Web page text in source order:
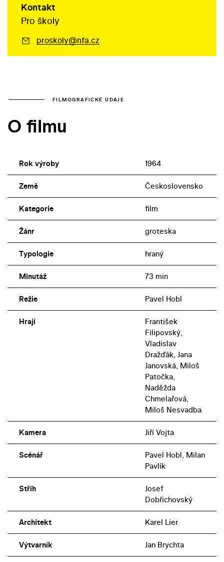
Kontakt
Pro školy
proskoly@nfa.cz
FILMOGRAFICKÉ ÚDAJE
O filmu
Rok výroby 1964
Země Československo
Kategorie film
Žánr groteska
Typologie hraný
Minutáž 73 min
Režie Pavel Hobl
Hrají
František
Filipovský,
Vladislav
Dražďák, Jana
Janovská, Miloš
Patočka,
Naděžda
Chmelařová,
Miloš Nesvadba
Kamera Jiří Vojta
Scénář
Pavel Hobl, Milan
Pavlík
Střih
Josef
Dobřichovský
Architekt Karel Lier
Výtvarník Jan Brychta